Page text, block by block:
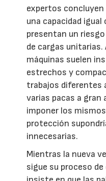
expertos
una capacidad
presentan un
de cargas unitarias.
máquinas suelen
estrechos y
trabajos diferentes
varias pacas a gran
imponer los
protección
innecesarias.
Mientras la nueva
sigue su proceso de